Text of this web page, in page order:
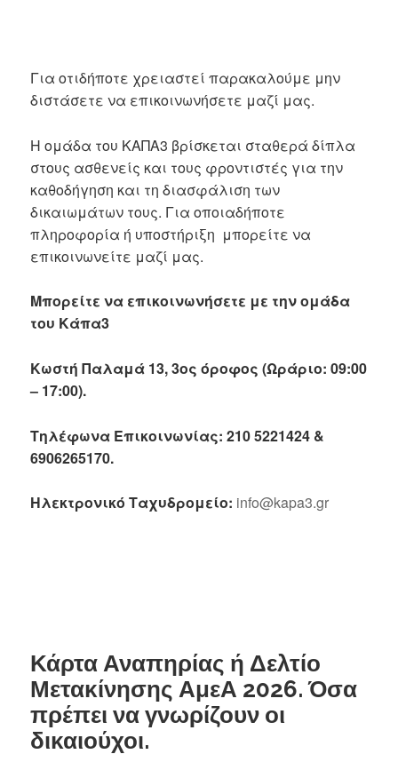
Για οτιδήποτε χρειαστεί παρακαλούμε μην
διστάσετε να επικοινωνήσετε μαζί μας.
Η ομάδα του ΚΑΠΑ3 βρίσκεται σταθερά δίπλα
στους ασθενείς και τους φροντιστές για την
καθοδήγηση και τη διασφάλιση των
δικαιωμάτων τους. Για οποιαδήποτε
πληροφορία ή υποστήριξη μπορείτε να
επικοινωνείτε μαζί μας.
Μπορείτε να επικοινωνήσετε με την ομάδα
του Κάπα3
Κωστή Παλαμά 13, 3ος όροφος (Ωράριο: 09:00
– 17:00).
Τηλέφωνα Επικοινωνίας: 210 5221424 &
6906265170.
Ηλεκτρονικό Ταχυδρομείο: info@kapa3.gr
Κάρτα Αναπηρίας ή Δελτίο
Μετακίνησης ΑμεΑ 2026. Όσα
πρέπει να γνωρίζουν οι
δικαιούχοι.